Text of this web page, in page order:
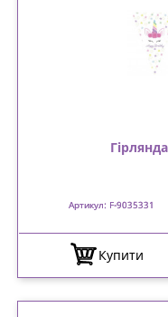
Артикул: F-9035331
Купити